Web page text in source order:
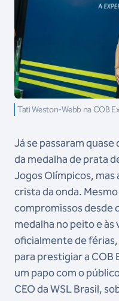
Tati Weston-Webb na COB
Já se passaram
da medalha de prata
Jogos Olímpicos, mas
crista da onda.
compromissos desde
medalha no peito e
oficialmente de
para prestigiar a COB
um papo com o
CEO da WSL Brasil,